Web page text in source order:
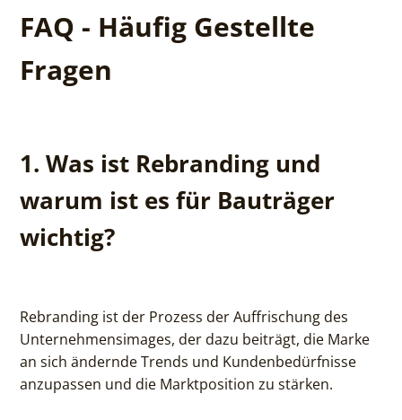
FAQ - Häufig Gestellte
Fragen
1. Was ist Rebranding und
warum ist es für Bauträger
wichtig?
Rebranding ist der Prozess der Auffrischung des
Unternehmensimages, der dazu beiträgt, die Marke
an sich ändernde Trends und Kundenbedürfnisse
anzupassen und die Marktposition zu stärken.